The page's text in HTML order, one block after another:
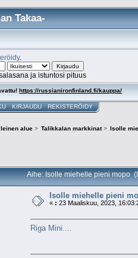
Takaa-
.
ja istuntosi pituus
https://russianironfinland.fi/kauppa/
KIRJAUDU REKISTERÖIDY
alue> Talikkalan markkinat> Isolle
Aihe: Isolle miehelle pieni mopo
Isolle miehelle pieni
« : 23 Maaliskuu, 2023,
Riga Mini....